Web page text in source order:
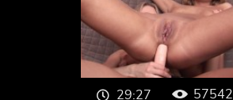
29:27
57542